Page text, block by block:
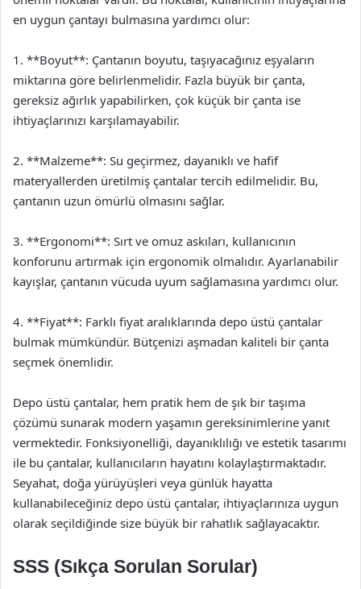
en uygun çantayı bulmasına yardımcı olur:
1. **Boyut**: Çantanın boyutu, taşıyacağınız eşyaların
miktarına göre belirlenmelidir. Fazla büyük bir çanta,
gereksiz ağırlık yapabilirken, çok küçük bir çanta ise
ihtiyaçlarınızı karşılamayabilir.
2. **Malzeme**: Su geçirmez, dayanıklı ve hafif
materyallerden üretilmiş çantalar tercih edilmelidir. Bu,
çantanın uzun ömürlü olmasını sağlar.
3. **Ergonomi**: Sırt ve omuz askıları, kullanıcının
konforunu artırmak için ergonomik olmalıdır. Ayarlanabilir
kayışlar, çantanın vücuda uyum sağlamasına yardımcı olur.
4. **Fiyat**: Farklı fiyat aralıklarında depo üstü çantalar
bulmak mümkündür. Bütçenizi aşmadan kaliteli bir çanta
seçmek önemlidir.
Depo üstü çantalar, hem pratik hem de şık bir taşıma
çözümü sunarak modern yaşamın gereksinimlerine yanıt
vermektedir. Fonksiyonelliği, dayanıklılığı ve estetik tasarımı
ile bu çantalar, kullanıcıların hayatını kolaylaştırmaktadır.
Seyahat, doğa yürüyüşleri veya günlük hayatta
kullanabileceğiniz depo üstü çantalar, ihtiyaçlarınıza uygun
olarak seçildiğinde size büyük bir rahatlık sağlayacaktır.
SSS (Sıkça Sorulan Sorular)